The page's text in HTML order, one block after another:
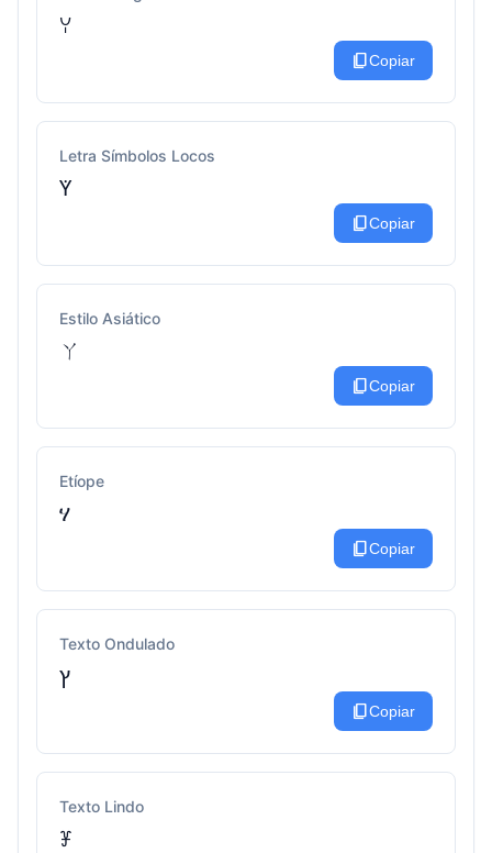
ꌩ
content_copyCopiar
Letra Símbolos Locos
ꚲ
content_copyCopiar
Estilo Asiático
ㄚ
content_copyCopiar
Etíope
ሃ
content_copyCopiar
Texto Ondulado
ץ
content_copyCopiar
Texto Lindo
ꐞ